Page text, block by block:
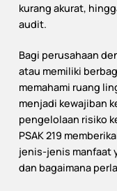
kurang akurat,
audit.
Bagi perusahaan
atau memiliki
memahami ruang
menjadi kewajiban
pengelolaan risiko
PSAK 219
jenis-jenis manfaat
dan bagaimana